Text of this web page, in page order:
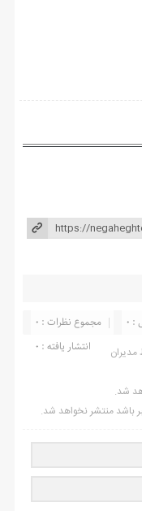
مجموع نظرات : 0
0
انتشار یافته : ۰
شد.
باشد منتشر نخواهد شد.